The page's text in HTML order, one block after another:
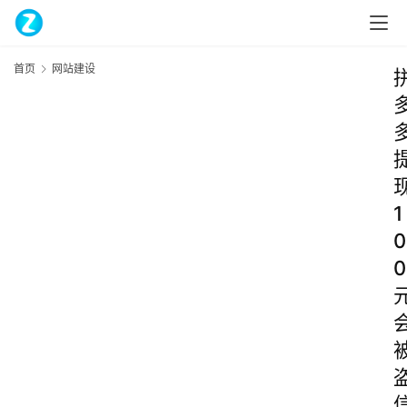
首页 网站建设
1
0
0